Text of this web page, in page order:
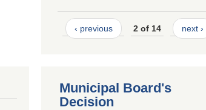
‹ previous 2 of 14 next ›
Municipal Board's
Decision